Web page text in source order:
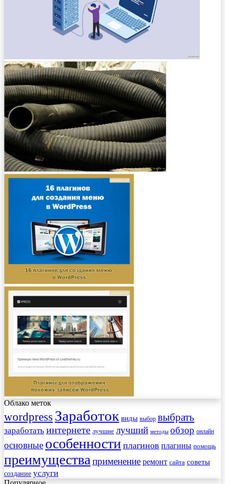
Облако меток
wordpress Заработок виды выбор выбрать
заработать интернете лучшие лучший методы обзор онлайн
основные особенности плагинов плагины помощь
преимущества применение ремонт сайта советы
создание услуги